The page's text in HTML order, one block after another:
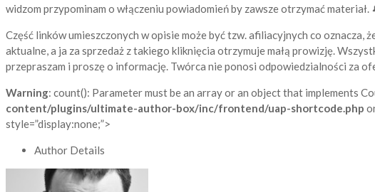
widzom przypominam o włączeniu powiadomień by zawsze otrzymać
Część linków umieszczonych w opisie może być tzw. afiliacyjnych co
aktualne, a ja za sprzedaż z takiego kliknięcia otrzymuje małą prowizję.
przepraszam i proszę o informację. Twórca nie ponosi odpowiedzialności za
Warning: count(): Parameter must be an array or an object that implements
content/plugins/ultimate-author-box/inc/frontend/uap-shortcode.php
style=”display:none;”>
Author Details